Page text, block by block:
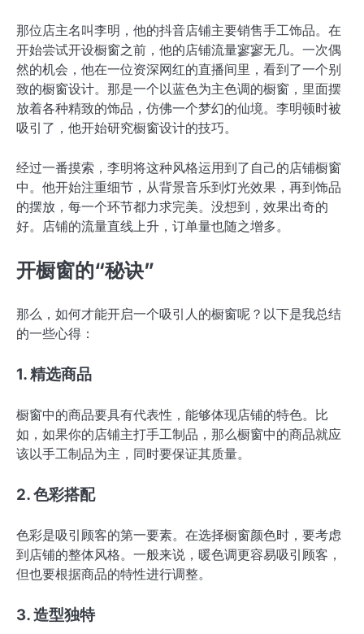
那位店主名叫李明，他的抖音店铺主要销售手工饰品。在
开始尝试开设橱窗之前，他的店铺流量寥寥无几。一次偶
然的机会，他在一位资深网红的直播间里，看到了一个别
致的橱窗设计。那是一个以蓝色为主色调的橱窗，里面摆
放着各种精致的饰品，仿佛一个梦幻的仙境。李明顿时被
吸引了，他开始研究橱窗设计的技巧。
经过一番摸索，李明将这种风格运用到了自己的店铺橱窗
中。他开始注重细节，从背景音乐到灯光效果，再到饰品
的摆放，每一个环节都力求完美。没想到，效果出奇的
好。店铺的流量直线上升，订单量也随之增多。
开橱窗的“秘诀”
那么，如何才能开启一个吸引人的橱窗呢？以下是我总结
的一些心得：
1. 精选商品
橱窗中的商品要具有代表性，能够体现店铺的特色。比
如，如果你的店铺主打手工制品，那么橱窗中的商品就应
该以手工制品为主，同时要保证其质量。
2. 色彩搭配
色彩是吸引顾客的第一要素。在选择橱窗颜色时，要考虑
到店铺的整体风格。一般来说，暖色调更容易吸引顾客，
但也要根据商品的特性进行调整。
3. 造型独特